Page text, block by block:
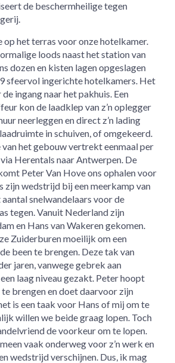
de beschermheilige tegen
op het terras voor onze hotelkamer.
loods naast het station van
dozen en kisten lagen opgeslagen
sfeervol ingerichte hotelkamers. Het
ingang naar het pakhuis. Een
kon de laadklep van z’n oplegger
neerleggen en direct z’n lading
in schuiven, of omgekeerd.
het gebouw vertrekt eenmaal per
Herentals naar Antwerpen. De
Peter Van Hove ons ophalen voor
zijn wedstrijd bij een meerkamp van
aantal snelwandelaars voor de
tegen. Vanuit Nederland zijn
en Hans van Wakeren gekomen.
Zuiderburen moeilijk om een
been te brengen. Deze tak van
jaren, vanwege gebrek aan
laag niveau gezakt. Peter hoopt
brengen en doet daarvoor zijn
is een taak voor Hans of mij om te
willen we beide graag lopen. Toch
de voorkeur om te lopen.
vaak onderweg voor z’n werk en
wedstrijd verschijnen. Dus, ik mag